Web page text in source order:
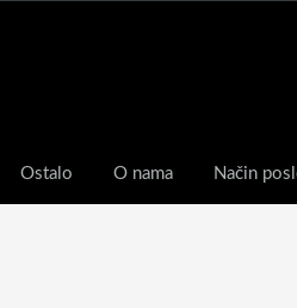
Ostalo O nama Način